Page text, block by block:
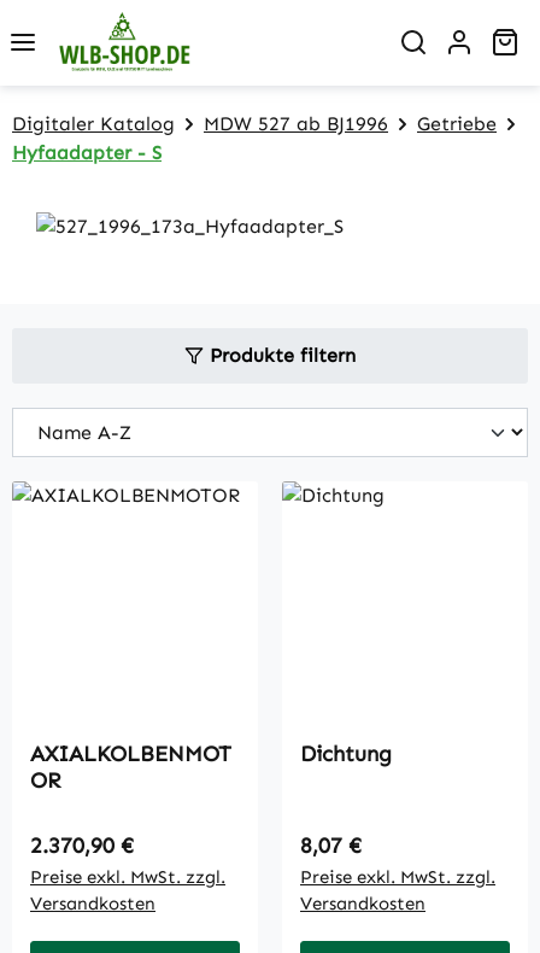
Zum Hauptinhalt springen
Digitaler Katalog MDW 527 ab BJ1996
Getriebe
Hyfaadapter - S
Produkte filtern
AXIALKOLBENMOT
OR
Regulärer Preis:
2.370,90 €
Preise exkl. MwSt. zzgl.
Versandkosten
Dichtung
Regulärer Preis:
8,07 €
Preise exkl. MwSt. zzgl.
Versandkosten